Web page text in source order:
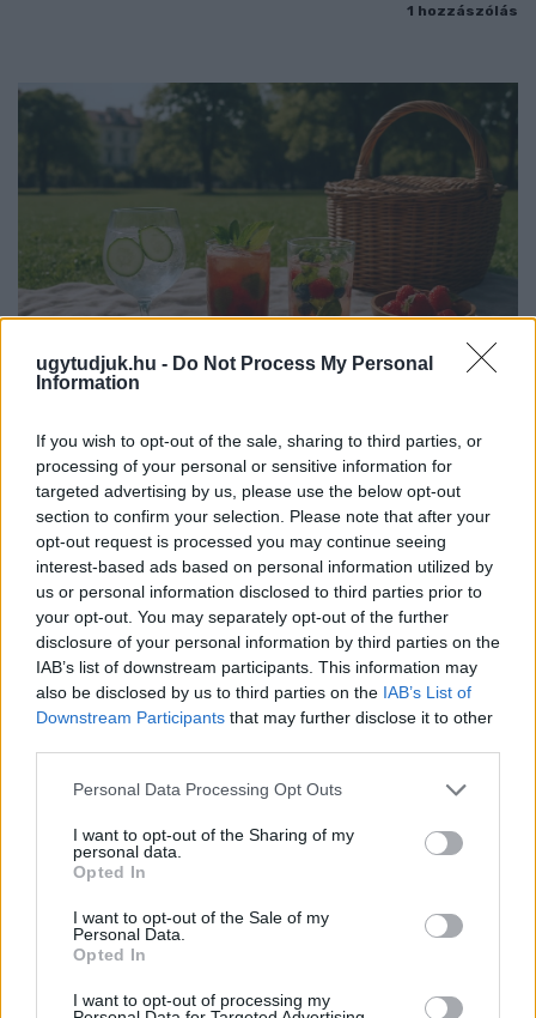
ugytudjuk.hu - Do Not Process My Personal
Information
If you wish to opt-out of the sale, sharing to third parties, or
processing of your personal or sensitive information for
targeted advertising by us, please use the below opt-out
section to confirm your selection. Please note that after your
opt-out request is processed you may continue seeing
interest-based ads based on personal information utilized by
us or personal information disclosed to third parties prior to
your opt-out. You may separately opt-out of the further
disclosure of your personal information by third parties on the
IAB’s list of downstream participants. This information may
also be disclosed by us to third parties on the IAB’s List of
Downstream Participants that may further disclose it to other
Please note that this website/app uses one or more Google
not limited to your visit or usage behaviour. You may click to
grant or deny consent to Google and its third-party tags to
use your data for below specified purposes in below Google
consent section.
Personal Data Processing Opt Outs
I want to opt-out of the Sharing of my
personal data.
Opted In
I want to opt-out of the Sale of my
Personal Data.
Opted In
I want to opt-out of processing my
1 hozzászólás
PIKNIK ITALOK: ÍZEK ÉS ÉLMÉNYEK A SZABADBAN
Ahogy tavaszodik és a nap egyre tovább marad velünk, sokaknak
támad kedve kirándulni a természetbe.
Szólj hozzá!
INFLÁCIÓ MAGYARORSZÁGON